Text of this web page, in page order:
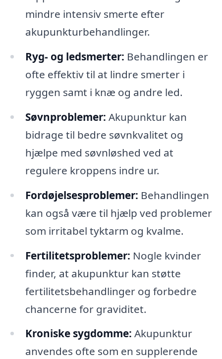
mindre intensiv smerte efter
akupunkturbehandlinger.
Ryg- og ledsmerter: Behandlingen er
ofte effektiv til at lindre smerter i
ryggen samt i knæ og andre led.
Søvnproblemer: Akupunktur kan
bidrage til bedre søvnkvalitet og
hjælpe med søvnløshed ved at
regulere kroppens indre ur.
Fordøjelsesproblemer: Behandlingen
kan også være til hjælp ved problemer
som irritabel tyktarm og kvalme.
Fertilitetsproblemer: Nogle kvinder
finder, at akupunktur kan støtte
fertilitetsbehandlinger og forbedre
chancerne for graviditet.
Kroniske sygdomme: Akupunktur
anvendes ofte som en supplerende